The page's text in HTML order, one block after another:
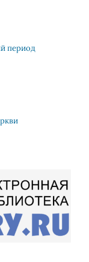
период